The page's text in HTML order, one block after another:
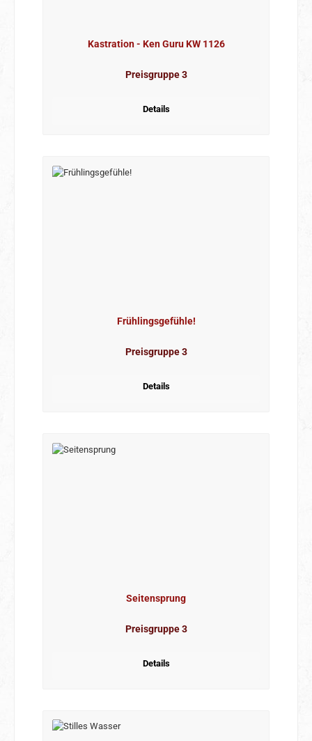
Kastration - Ken Guru KW 1126
Preisgruppe 3
Details
Frühlingsgefühle!
Preisgruppe 3
Details
Seitensprung
Preisgruppe 3
Details